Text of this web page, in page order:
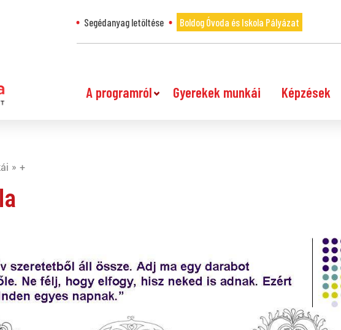
Segédanyag letöltése Boldog Óvoda és Iskola Pályázat
A programról Gyerekek munkái Képzések
+